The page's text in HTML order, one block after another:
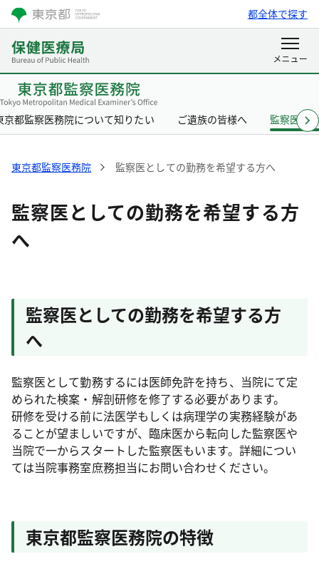
都全体で探す
京都監察医務院について知りたい ご遺族の皆様へ 監察医と
東京都監察医務院 監察医としての勤務を希望する方へ
監察医としての勤務を希望する方
へ
監察医としての勤務を希望する方
へ
監察医として勤務するには医師免許を持ち、当院にて定
められた検案・解剖研修を修了する必要があります。
研修を受ける前に法医学もしくは病理学の実務経験があ
ることが望ましいですが、臨床医から転向した監察医や
当院で一からスタートした監察医もいます。詳細につい
ては当院事務室庶務担当にお問い合わせください。
東京都監察医務院の特徴